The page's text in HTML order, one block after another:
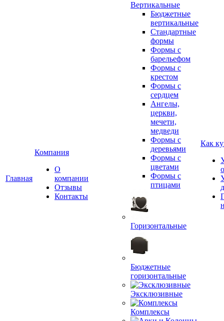
Главная
Компания
О
компании
Отзывы
Контакты
Вертикальные
Бюджетные
вертикальные
Стандартные
формы
Формы с
барельефом
Формы с
крестом
Формы с
сердцем
Ангелы,
церкви,
мечети,
медведи
Формы с
деревьями
Формы с
цветами
Формы с
птицами
Горизонтальные
Бюджетные
горизонтальные
Эксклюзивные
Комплексы
Как